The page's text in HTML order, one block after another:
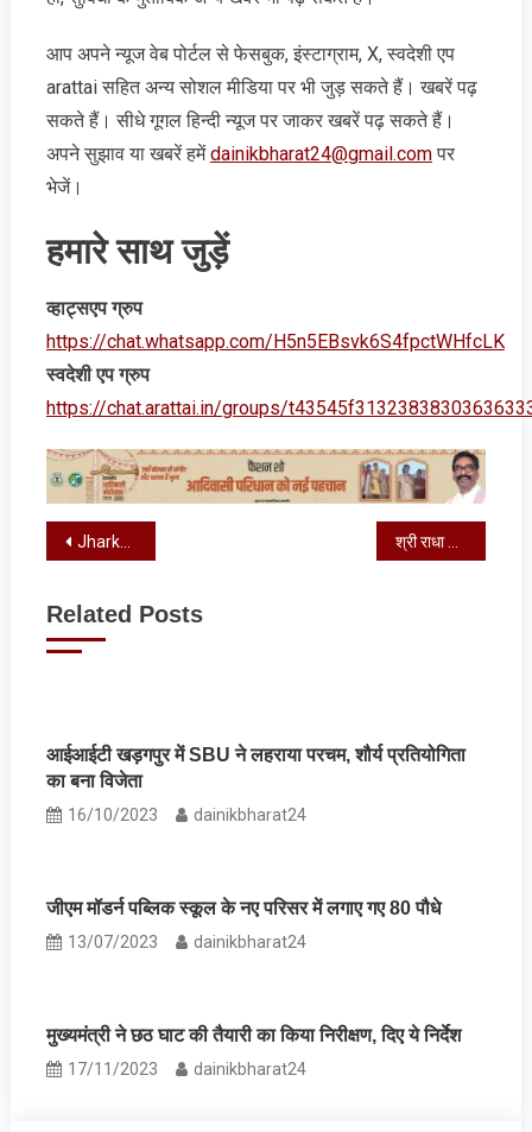
आप अपने न्‍यूज वेब पोर्टल से फेसबुक, इंस्‍टाग्राम, X, स्‍वदेशी एप
arattai सहित अन्‍य सोशल मीडिया पर भी जुड़ सकते हैं। खबरें पढ़
सकते हैं। सीधे गूगल हिन्‍दी न्‍यूज पर जाकर खबरें पढ़ सकते हैं।
अपने सुझाव या खबरें हमेंdainikbharat24@gmail.comपर
भेजें।
हमारे साथ जुड़ें
व्‍हाट्सएप ग्रुप
https://chat.whatsapp.com/H5n5EBsvk6S4fpctWHfcLK
स्‍वदेशी एप ग्रुप
https://chat.arattai.in/groups/
Post
Jharkhand Weather : झारखंड से होकर गुजर रहा टर्फ, जानें असर, देखें ये वीडियो
Related Posts
आईआईटी खड़गपुर में SBU ने लहराया परचम, शौर्य प्रतियोगिता
का बना विजेता
16/10/2023 dainikbharat24
जीएम मॉडर्न पब्लिक स्कूल के नए परिसर में लगाए गए 80 पौधे
13/07/2023 dainikbharat24
मुख्‍यमंत्री ने छठ घाट की तैयारी का किया निरीक्षण, दिए ये निर्देश
17/11/2023 dainikbharat24